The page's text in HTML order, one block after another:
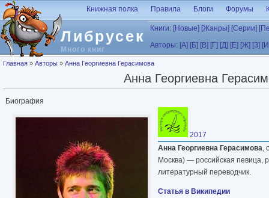
Перейти к основному содержанию
Либрусек
Много книг
Книжная полка Правила Блоги Форумы
Книги: [Новые] [Жанры] [Серии]
Авторы: [А] [Б] [В] [Г] [Д] [Е] [Ж] [З]
Вы здесь
Главная » Авторы » Анна Георгиевна Герасимова
Анна Георгиевна
Биография
2017
Анна Георгиевна Герасимова,
Москва) — российская певица,
литературный переводчик.
Статья в Википедии